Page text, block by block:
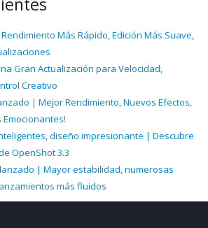
Más Rápido, Edición Más Suave,
Gran Actualización para Velocidad,
Creativo
| Mejor Rendimiento, Nuevos Efectos,
Emocionantes!
diseño impresionante | Descubre
OpenShot 3.3
| Mayor estabilidad, numerosas
más fluidos